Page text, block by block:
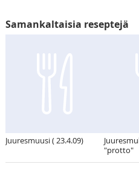
Samankaltaisia reseptejä
Juuresmuusi ( 23.4.09)
"protto"